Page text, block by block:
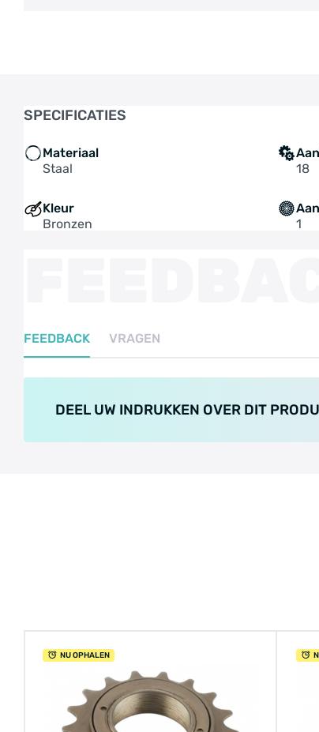
SPECIFICATIES
Materiaal
Staal
18
Kleur
Bronzen
1
FEEDBACK VRAGEN
DEEL UW INDRUKKEN OVER DIT
NU OPHALEN